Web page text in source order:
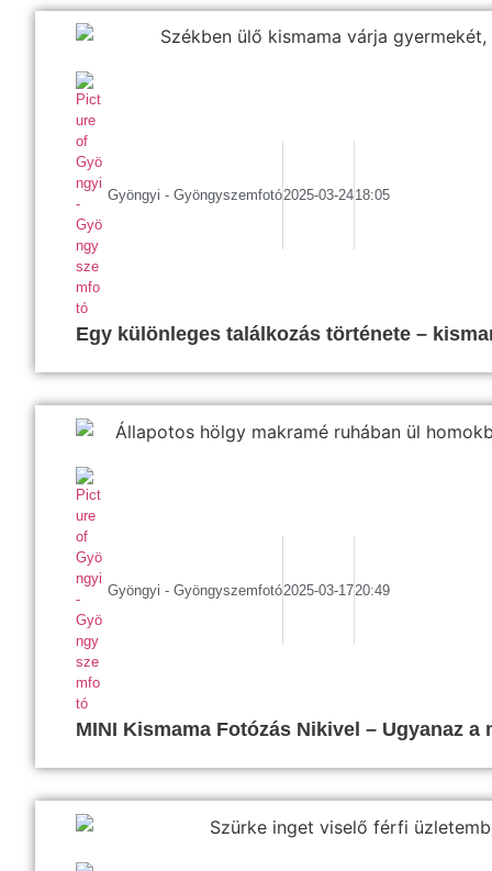
Gyöngyi - Gyöngyszemfotó2025-03-2418:05
Egy különleges találkozás története –
Gyöngyi - Gyöngyszemfotó2025-03-1720:49
MINI Kismama Fotózás Nikivel – Ugyanaz